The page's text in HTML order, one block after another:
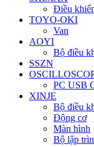
Điều
TOYO-OKI
Van
AOYI
Bộ điều
SSZN
PC USB
XINJE
Bộ điều
Động cơ
Màn hình
Bộ lập